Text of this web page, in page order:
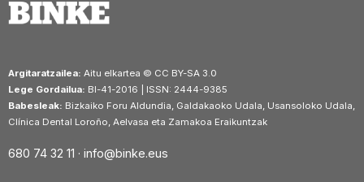
Argitaratzailea: Aitu elkartea © CC BY-SA 3.0
Lege Gordailua: BI-41-2016 | ISSN: 2444-9385
Babesleak: Bizkaiko Foru Aldundia, Galdakaoko Udala, Usansoloko Udala,
Clínica Dental Loroño, Aelvasa eta Zamakoa Eraikuntzak
680 74 32 11 · info@binke.eus